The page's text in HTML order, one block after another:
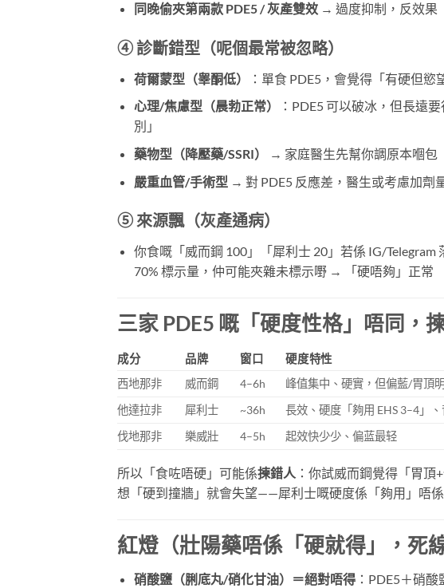
同晚偷夾第兩款 PDE5 / 灰產雙效​ → 過度抑制，反效果
④ 診斷錯型（呢個最常被忽略）
荷爾蒙型（睾酮低）
：單食 PDE5，會覺得「有硬但
心理/焦慮型（晨勃正常）
：PDE5 可以破冰，但長遠
別」
藥物型（降壓藥/SSRI）
​ → 家庭醫生先幫你調原本嗰包
嚴重血管/手術型 → 對 PDE5 反應差，醫生或考慮加劑
⑤ 來源飄（灰產通病）
你食嘅「威而鋼 100」「犀利士 20」若係 IG/
70% 標示量，仲可能夾雜未標示嘢 → 「硬唔夠」正常
三家 PDE5 嘅「硬度性格」唔同，
成分 品牌 窗口 硬度特性
西地那非
威而鋼 4–6h 峰值集中、硬實，但偏藍/胃頂
他達拉非
犀利士 ~36h 長效、硬度「夠用 EHS 3–4」
伐地那非
樂威壯 4–5h 起效快少少、偏蓝最轻
所以「食咗唔硬」可能係揀錯人 ：你試威而鋼覺得「胃頂
想「硬到撞牆」就會失望——犀利士嘅硬度係「夠用」唔係
紅燈（壯陽藥唔係「硬就得」，死
硝酸鹽（脷底丸/硝化甘油）＝絕對唔得：PDE5＋硝酸